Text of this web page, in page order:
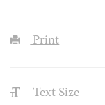
Print
Text Size